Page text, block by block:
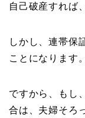
自己破産すれば
しかし、連帯保
ことになります。
ですから、もし
合は、夫婦そろ